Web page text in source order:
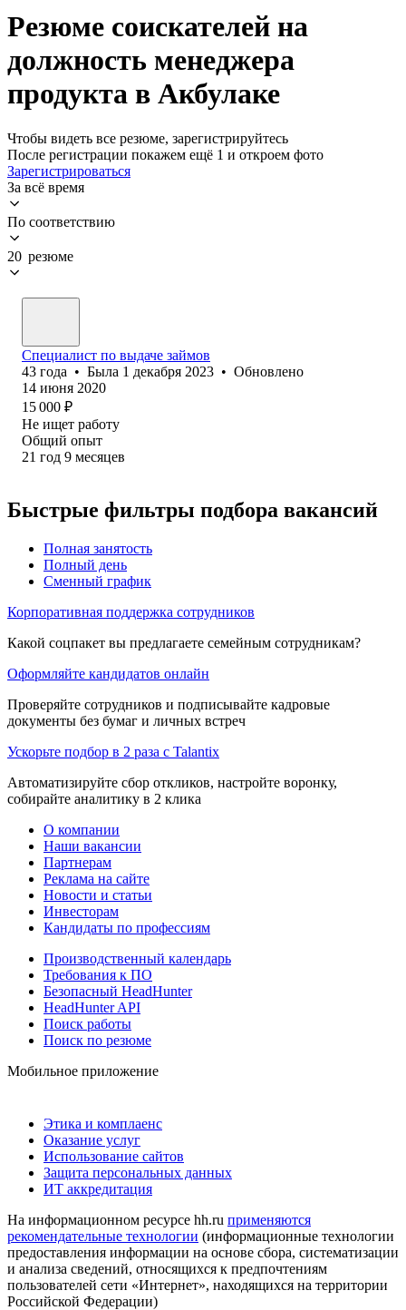
Резюме соискателей на
должность менеджера
продукта в Акбулаке
Чтобы видеть все резюме, зарегистрируйтесь
После регистрации покажем ещё 1 и откроем фото
Зарегистрироваться
За всё время
По соответствию
20 резюме
Специалист по выдаче займов
43 года • Была 1 декабря 2023 • Обновлено
14 июня 2020
15 000 ₽
Не ищет работу
Общий опыт
21 год 9 месяцев
Быстрые фильтры подбора вакансий
Полная занятость
Полный день
Сменный график
Корпоративная поддержка сотрудников
Какой соцпакет вы предлагаете семейным сотрудникам?
Оформляйте кандидатов онлайн
Проверяйте сотрудников и подписывайте кадровые
документы без бумаг и личных встреч
Ускорьте подбор в 2 раза с Talantix
Автоматизируйте сбор откликов, настройте воронку,
собирайте аналитику в 2 клика
О компании
Наши вакансии
Партнерам
Реклама на сайте
Новости и статьи
Инвесторам
Кандидаты по профессиям
Производственный календарь
Требования к ПО
Безопасный HeadHunter
HeadHunter API
Поиск работы
Поиск по резюме
Мобильное приложение
Этика и комплаенс
Оказание услуг
Использование сайтов
Защита персональных данных
ИТ аккредитация
На информационном ресурсе hh.ru применяются
рекомендательные технологии (информационные технологии
предоставления информации на основе сбора, систематизации
и анализа сведений, относящихся к предпочтениям
пользователей сети «Интернет», находящихся на территории
Российской Федерации)